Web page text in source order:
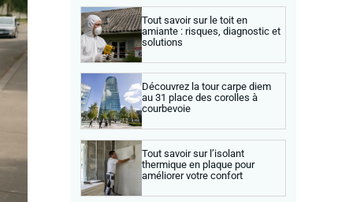
Tout savoir sur le toit en
amiante : risques, diagnostic et
solutions
Découvrez la tour carpe diem
au 31 place des corolles à
courbevoie
Tout savoir sur l’isolant
thermique en plaque pour
améliorer votre confort